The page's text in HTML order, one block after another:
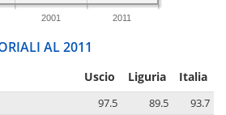
2001 2011
AL 2011
Uscio Liguria Italia
97.5 89.5
93.7